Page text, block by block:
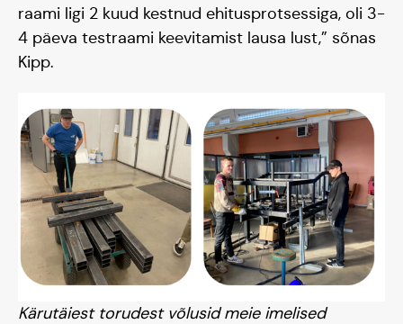
Tiim
raami ligi 2 kuud kestnud ehitusprotsessiga, oli 3-
4 päeva testraami keevitamist lausa lust,” sõnas
Kipp.
Kärutäiest torudest võlusid meie imelised